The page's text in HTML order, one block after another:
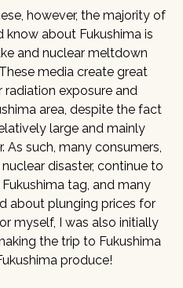
however, the majority of
know about Fukushima is
and nuclear meltdown
media create great
exposure and
area, despite the fact
large and mainly
such, many consumers,
disaster, continue to
tag, and many
about plunging prices for
myself, I was also initially
the trip to Fukushima
produce!